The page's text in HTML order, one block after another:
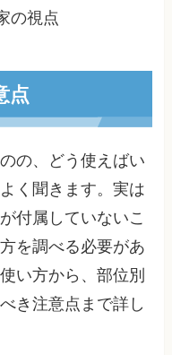
の視点
点
の、どう使えばい
く聞きます。実は
付属していないこ
を調べる必要があ
い方から、部位別
き注意点まで詳し